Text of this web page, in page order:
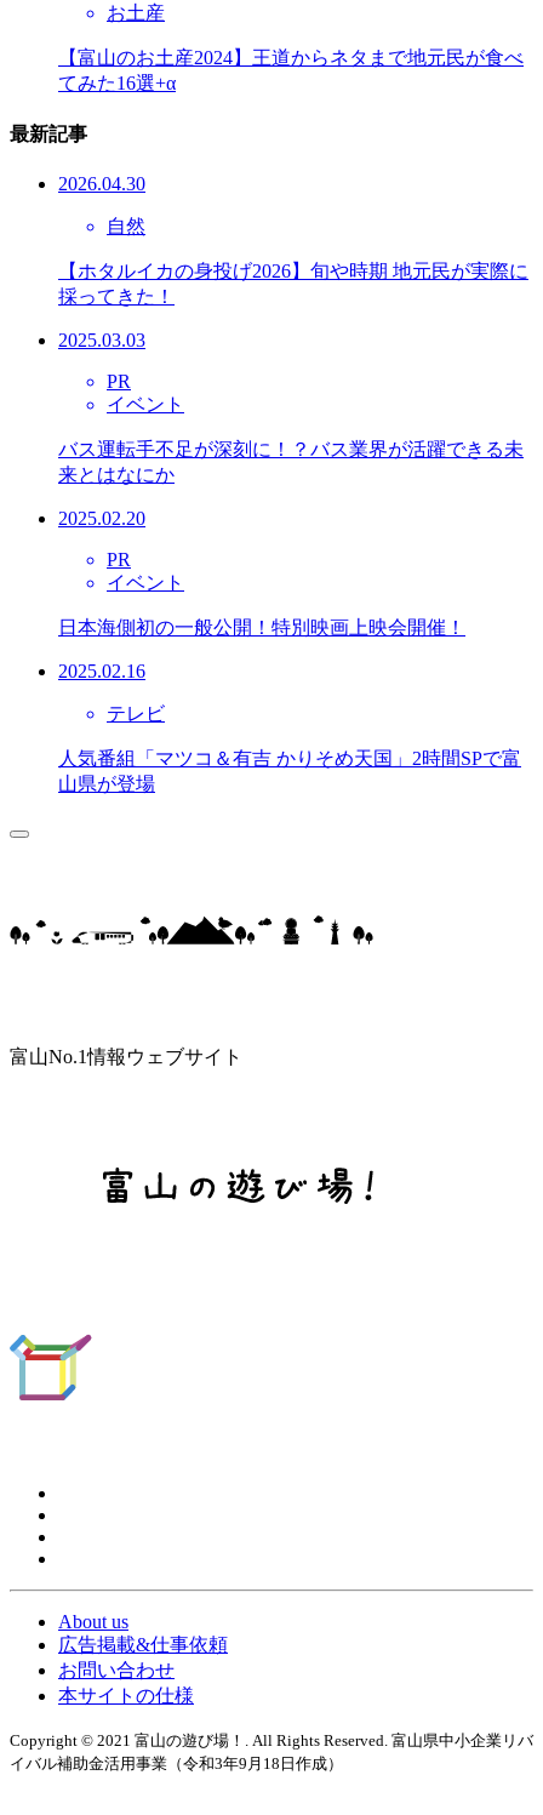
お土産
【富山のお土産2024】王道からネタまで地元民が食べ
てみた16選+α
最新記事
2026.04.30
自然
【ホタルイカの身投げ2026】旬や時期 地元民が実際に
採ってきた！
2025.03.03
PR
イベント
バス運転手不足が深刻に！？バス業界が活躍できる未
来とはなにか
2025.02.20
PR
イベント
日本海側初の一般公開！特別映画上映会開催！
2025.02.16
テレビ
人気番組「マツコ＆有吉 かりそめ天国」2時間SPで富
山県が登場
富山No.1情報ウェブサイト
About us
広告掲載&仕事依頼
お問い合わせ
本サイトの仕様
Copyright © 2021 富山の遊び場！. All Rights Reserved. 富山県中小企業リバ
イバル補助金活用事業（令和3年9月18日作成）